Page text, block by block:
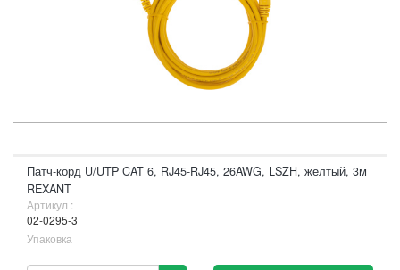
Патч-корд U/UTP CAT 6, RJ45-RJ45, 26AWG, LSZH, желтый, 3м
REXANT
Артикул :
02-0295-3
Упаковка